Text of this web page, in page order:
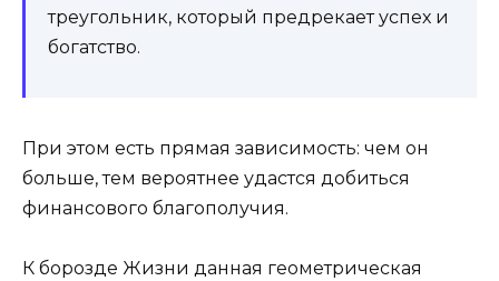
треугольник, который предрекает успех и
богатство.
При этом есть прямая зависимость: чем он
больше, тем вероятнее удастся добиться
финансового благополучия.
К борозде Жизни данная геометрическая